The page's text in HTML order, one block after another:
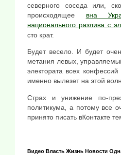
северного соседа или,
происходящее вна
национального разлива с
сто крат.
Будет весело. И будет
метания левых,
электората всех
именно вылезет на этой
Страх и унижение по-
политикума, а потому все
принято писать вКонтакте
Видео Власть Жизнь Новости